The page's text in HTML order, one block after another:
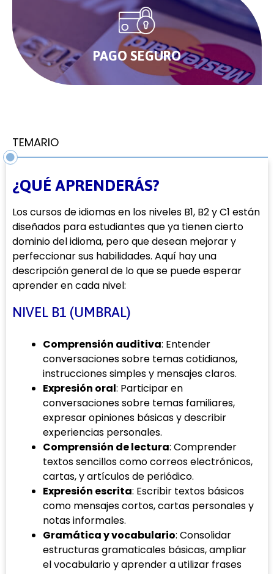
PAGO SEGURO
TEMARIO
¿QUÉ APRENDERÁS?
Los cursos de idiomas en los niveles B1, B2 y C1 están
diseñados para estudiantes que ya tienen cierto
dominio del idioma, pero que desean mejorar y
perfeccionar sus habilidades. Aquí hay una
descripción general de lo que se puede esperar
aprender en cada nivel:
NIVEL B1 (UMBRAL)
Comprensión auditiva: Entender
conversaciones sobre temas cotidianos,
instrucciones simples y mensajes claros.
Expresión oral: Participar en
conversaciones sobre temas familiares,
expresar opiniones básicas y describir
experiencias personales.
Comprensión de lectura: Comprender
textos sencillos como correos electrónicos,
cartas, y artículos de periódico.
Expresión escrita: Escribir textos básicos
como mensajes cortos, cartas personales y
notas informales.
Gramática y vocabulario: Consolidar
estructuras gramaticales básicas, ampliar
el vocabulario y aprender a utilizar frases